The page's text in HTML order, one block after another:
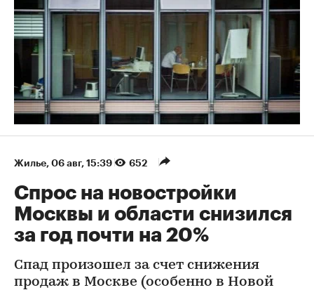
Жилье 06 авг, 15:39 652
Спрос на новостройки
Москвы и области снизился
за год почти на 20%
Спад произошел за счет снижения
продаж в Москве (особенно в Новой